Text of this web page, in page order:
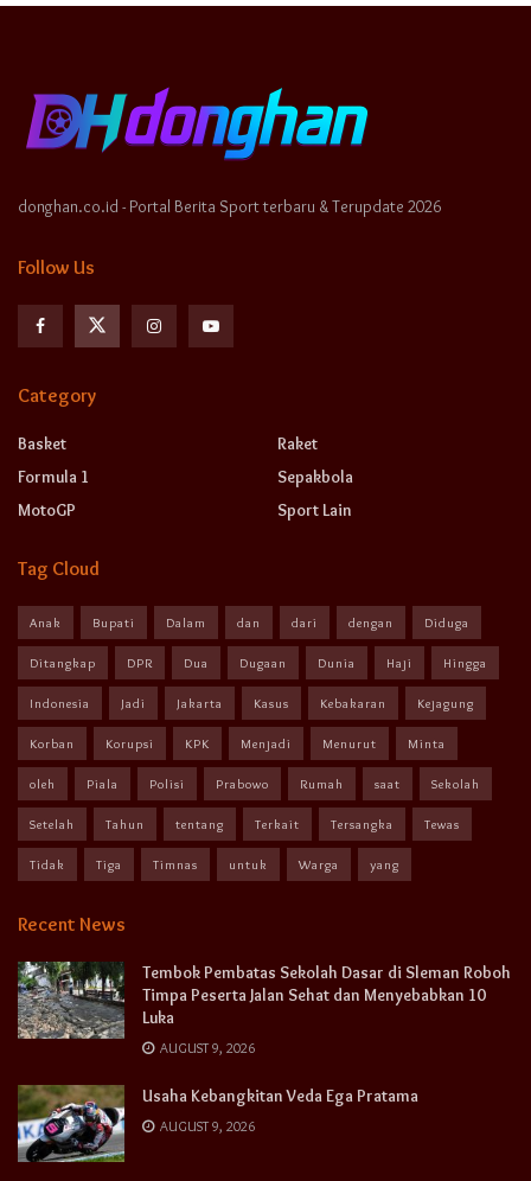
donghan.co.id - Portal Berita Sport terbaru & Terupdate 2026
Follow Us
Category
Basket
Formula 1
MotoGP
Raket
Sepakbola
Sport Lain
Tag Cloud
Anak Bupati Dalam dan dari dengan Diduga
Ditangkap DPR Dua Dugaan Dunia Haji Hingga
Indonesia Jadi Jakarta Kasus Kebakaran Kejagung
Korban Korupsi KPK Menjadi Menurut Minta
oleh Piala Polisi Prabowo Rumah saat Sekolah
Setelah Tahun tentang Terkait Tersangka Tewas
Tidak Tiga Timnas untuk Warga yang
Recent News
Tembok Pembatas Sekolah Dasar di Sleman Roboh
Timpa Peserta Jalan Sehat dan Menyebabkan 10
Luka
AUGUST 9, 2026
Usaha Kebangkitan Veda Ega Pratama
AUGUST 9, 2026